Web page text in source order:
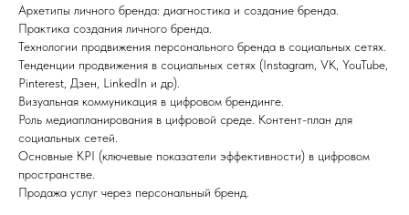
Архетипы личного бренда: диагностика и создание бренда.
Практика создания личного бренда.
Технологии продвижения персонального бренда в социальных сетях.
Тенденции продвижения в социальных сетях (Instagram, VK, YouTube,
Pinterest, Дзен, LinkedIn и др).
Визуальная коммуникация в цифровом брендинге.
Роль медиапланирования в цифровой среде. Контент-план для
социальных сетей.
Основные KPI (ключевые показатели эффективности) в цифровом
пространстве.
Продажа услуг через персональный бренд.